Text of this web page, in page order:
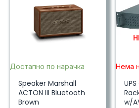
Достапно по нарачка
Speaker Marshall
ACTON III Bluetooth
Brown
Нема
w/